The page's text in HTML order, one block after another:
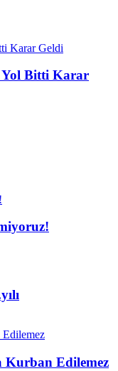
Yol Bitti Karar
Kurban Edilemez